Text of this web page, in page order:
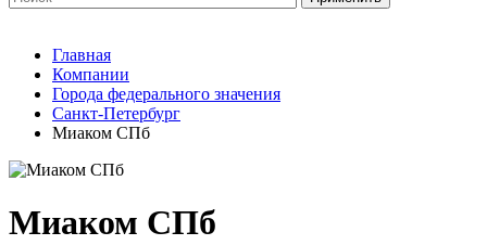
Главная
Компании
Города федерального значения
Санкт-Петербург
Миаком СПб
Миаком СПб